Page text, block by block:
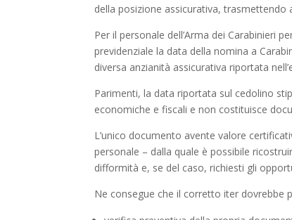
della posizione assicurativa, trasmettendo
Per il personale dell’Arma dei Carabinieri
previdenziale la data della nomina a
diversa anzianità assicurativa riportata
Parimenti, la data riportata sul cedolino
economiche e fiscali e non costituisce
L’unico documento avente valore
personale – dalla quale è possibile
difformità e, se del caso, richiesti gli
Ne consegue che il corretto iter dovrebbe